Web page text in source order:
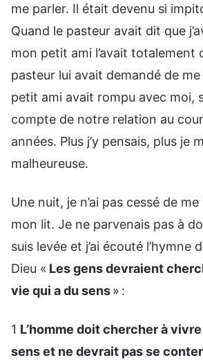
me parler. Il était devenu si
Quand le pasteur avait dit que
mon petit ami l’avait totalement
pasteur lui avait demandé de
petit ami avait rompu avec moi,
compte de notre relation au
années. Plus j’y pensais, plus je
malheureuse.
Une nuit, je n’ai pas cessé de
mon lit. Je ne parvenais pas à
suis levée et j’ai écouté l’hymne
Dieu « Les gens devraient
vie qui a du sens» :
1 L’homme doit chercher à
sens et ne devrait pas se